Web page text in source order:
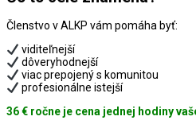
Členstvo v ALKP vám pomáha byť:
viditeľnejší
dôveryhodnejší
viac prepojený s komunitou
profesionálne istejší
36 € ročne je cena jednej hodiny